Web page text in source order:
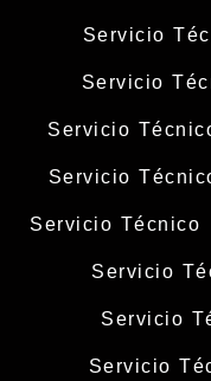
Servicio
Servicio
Servicio
Servicio
Servicio Técnico
Servicio
Servicio
Servicio